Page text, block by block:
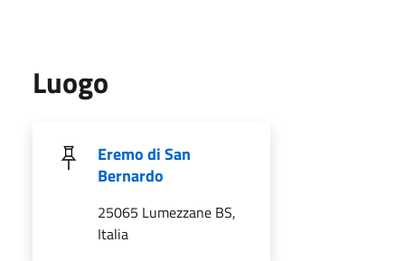
Luogo
Eremo di San
Bernardo
25065 Lumezzane BS,
Italia